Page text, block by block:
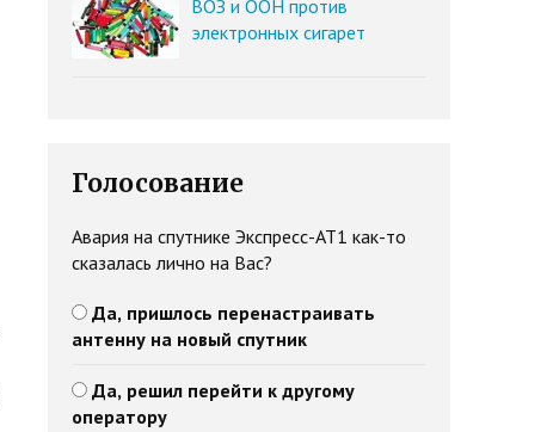
ВОЗ и ООН против
электронных сигарет
Голосование
Авария на спутнике Экспресс-АТ1 как-то
сказалась лично на Вас?
Да, пришлось перенастраивать
антенну на новый спутник
Да, решил перейти к другому
оператору